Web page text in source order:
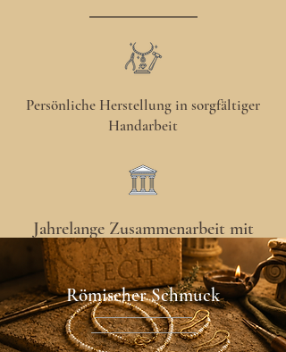
Persönliche Herstellung in sorgfältiger
Handarbeit
Jahrelange Zusammenarbeit mit
musealen Einrichtungen
Römischer Schmuck